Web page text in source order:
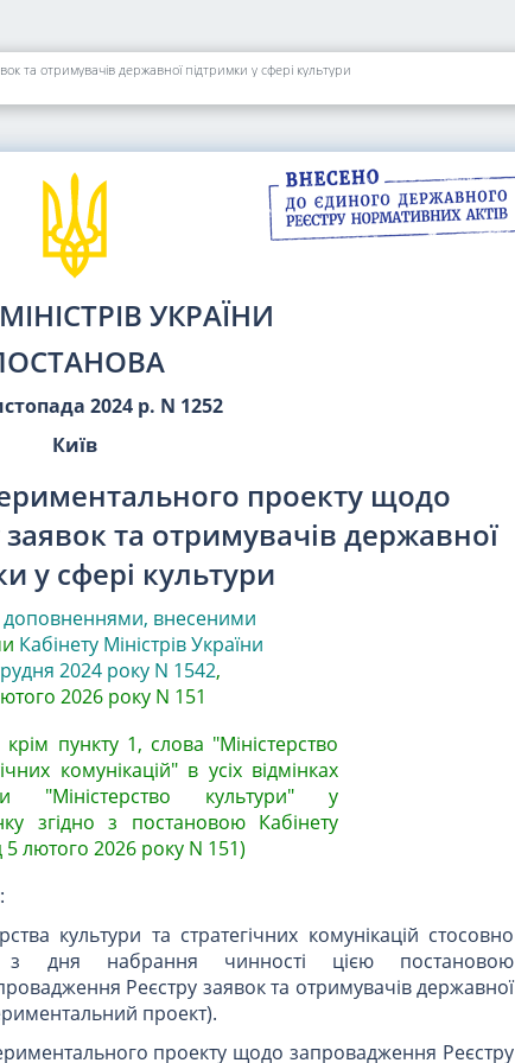
та отримувачів державної підтримки у сфері культури
УКРАЇНИ
2024 р. N 1252
Київ
проекту щодо
та отримувачів державної
у сфері культури
доповненнями, внесеними
Кабінету Міністрів України
2024 року N 1542,
2026 року N 151
пункту 1, слова "Міністерство
комунікацій" в усіх відмінках
"Міністерство культури" у
згідно з постановою Кабінету
5 лютого 2026 року N 151)
:
культури та стратегічних комунікацій стосовно
з дня набрання чинності цією постановою
Реєстру заявок та отримувачів державної
проект).
проекту щодо запровадження Реєстру